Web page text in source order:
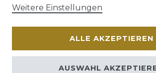
Weitere Einstellungen
ALLE AKZEPTIEREN
AUSWAHL